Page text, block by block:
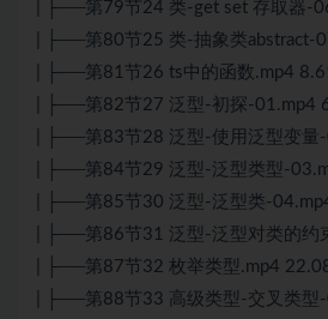
| ├──第79节24 类-get set 存取器-
| ├──第80节25 类-抽象类abstract-
| ├──第81节26 ts中的函数.mp4
| ├──第82节27 泛型-初探-01.mp4
| ├──第83节28 泛型-使用泛型变量
| ├──第84节29 泛型-泛型类型-
| ├──第85节30 泛型-泛型类-
| ├──第86节31 泛型-泛型对类的约
| ├──第87节32 枚举类型.mp4
| ├──第88节33 高级类型-交叉类型